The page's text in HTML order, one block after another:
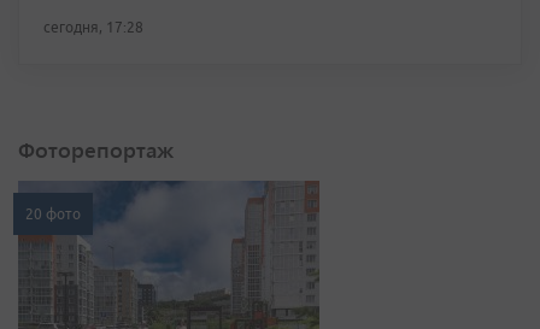
сегодня, 17:28
Фоторепортаж
20 фото